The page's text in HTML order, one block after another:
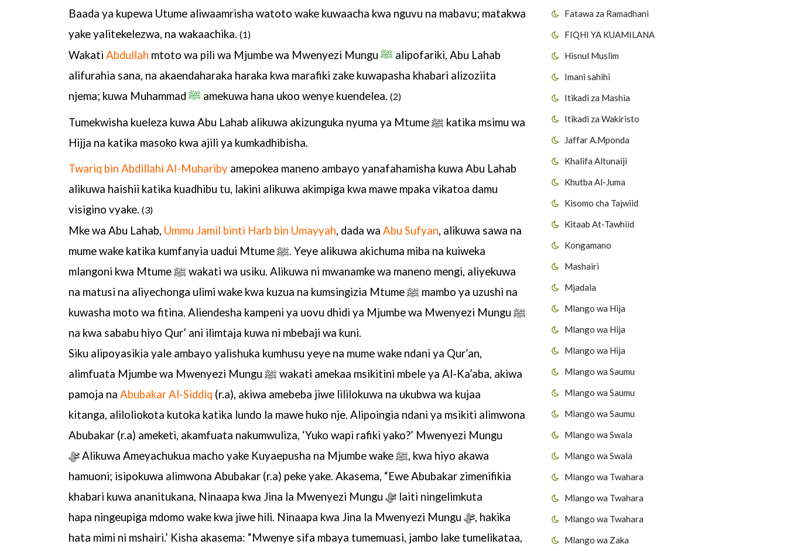
Fatawa za Ramadhani
FIQHI YA KUAMILANA
Hisnul Muslim
Imani sahihi
Itikadi za Mashia
Itikadi za Wakiristo
Jaffar A.Mponda
Khalifa Altunaiji
Khutba Al-Juma
Kisomo cha Tajwiid
Kitaab At-Tawhiid
Kongamano
Mashairi
Mjadala
Mlango wa Hija
Mlango wa Hija
Mlango wa Hija
Mlango wa Saumu
Mlango wa Saumu
Mlango wa Saumu
Mlango wa Swala
Mlango wa Swala
Mlango wa Twahara
Mlango wa Twahara
Mlango wa Twahara
Mlango wa Zaka
Baada ya kupewa Utume aliwaamrisha watoto wake kuwaacha kwa nguvu na mabavu; matakwa
yake yalitekelezwa, na wakaachika. (1)
Wakati Abdullah mtoto wa pili wa Mjumbe wa Mwenyezi Mungu ﷺ alipofariki, Abu Lahab
alifurahia sana, na akaendaharaka haraka kwa marafiki zake kuwapasha khabari alizoziita
njema; kuwa Muhammad ﷺ amekuwa hana ukoo wenye kuendelea. (2)
Tumekwisha kueleza kuwa Abu Lahab alikuwa akizunguka nyuma ya Mtume ﷺ katika msimu wa
Hijja na katika masoko kwa ajili ya kumkadhibisha.
Twariq bin Abdillahi Al-Muhariby amepokea maneno ambayo yanafahamisha kuwa Abu Lahab
alikuwa haishii katika kuadhibu tu, lakini alikuwa akimpiga kwa mawe mpaka vikatoa damu
visigino vyake. (3)
Mke wa Abu Lahab, Ummu Jamil binti Harb bin Umayyah, dada wa Abu Sufyan, alikuwa sawa na
mume wake katika kumfanyia uadui Mtume ﷺ. Yeye alikuwa akichuma miba na kuiweka
mlangoni kwa
Mtume ﷺ wakati wa usiku. Alikuwa ni mwanamke wa maneno mengi, aliyekuwa
na matusi na aliyechonga ulimi
wake kwa kuzua na kumsingizia Mtume ﷺ mambo ya uzushi na
kuwasha moto wa fitina. Aliendesha kampeni ya uovu dhidi ya Mjumbe wa Mwenyezi Mungu ﷺ
na kwa sababu hiyo Qur’ ani ilimtaja kuwa ni mbebaji wa kuni.
Siku alipoyasikia yale ambayo yalishuka kumhusu yeye na mume wake ndani ya Qur’an,
alimfuata Mjumbe wa
Mwenyezi Mungu ﷺ wakati amekaa msikitini mbele ya Al-Ka’aba, akiwa
pamoja na Abubakar Al-Siddiq (r.a), akiwa amebeba jiwe lililokuwa na ukubwa wa kujaa
kitanga, aliloliokota kutoka katika lundo la mawe huko nje. Alipoingia ndani ya msikiti alimwona
Abubakar (r.a) ameketi, akamfuata nakumwuliza, ‘Yuko wapi rafiki yako?’ Mwenyezi Mungu
ﷻ Alikuwa Ameyachukua macho yake Kuyaepusha na Mjumbe wake ﷺ, kwa hiyo akawa
hamuoni; isipokuwa alimwona Abubakar (r.a) peke yake. Akasema, “EweAbubakar zimenifikia
khabari kuwa ananitukana, Ninaapa kwa Jina la Mwenyezi Mungu ﷻ laiti ningelimkuta
hapa ningeupiga mdomo wake kwa jiwe hili. Ninaapa kwa Jina la Mwenyezi Mungu ﷻ, hakika
hata mimi ni mshairi.’ Kisha akasema: “Mwenye sifa mbaya tumemuasi, jambo lake tumelikataa,